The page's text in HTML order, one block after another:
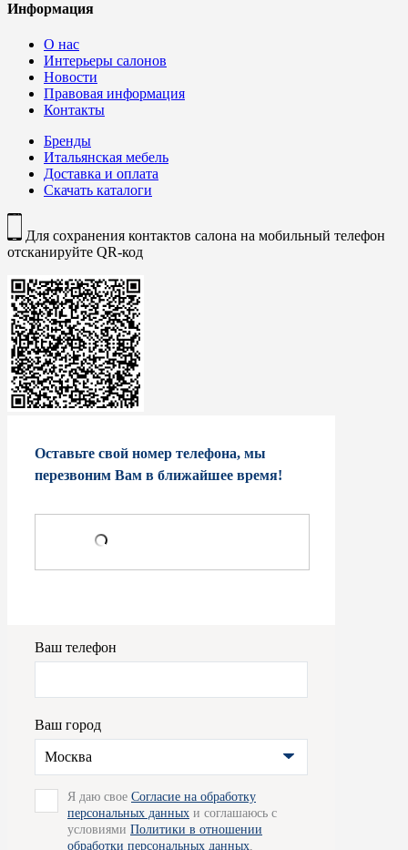
Информация
О нас
Интерьеры салонов
Новости
Правовая информация
Контакты
Бренды
Итальянская мебель
Доставка и оплата
Скачать каталоги
Для сохранения контактов салона на мобильный телефон
отсканируйте QR-код
Оставьте свой номер телефона, мы
перезвоним Вам в ближайшее время!
Ваш телефон
Ваш город
Москва
Я даю свое Согласие на обработку
персональных данных и соглашаюсь с
условиями Политики в отношении
обработки персональных данных,